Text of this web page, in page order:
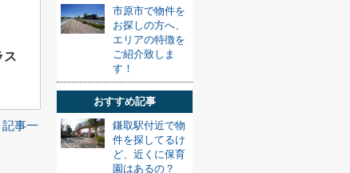
ス
記事一
市原市で物件を
お探しの方へ、
エリアの特徴を
ご紹介致しま
す！
おすすめ記事
鎌取駅付近で物
件を探してるけ
ど、近くに保育
園はあるの？